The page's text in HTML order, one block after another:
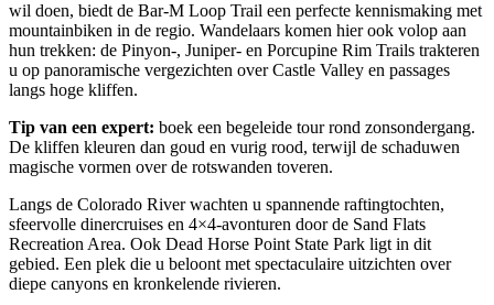
wil doen, biedt de Bar‑M Loop Trail een perfecte kennismaking met
mountainbiken in de regio. Wandelaars komen hier ook volop aan
hun trekken: de Pinyon-, Juniper- en Porcupine Rim Trails trakteren
u op panoramische vergezichten over Castle Valley en passages
langs hoge kliffen.
Tip van een expert: boek een begeleide tour rond zonsondergang.
De kliffen kleuren dan goud en vurig rood, terwijl de schaduwen
magische vormen over de rotswanden toveren.
Langs de Colorado River wachten u spannende raftingtochten,
sfeervolle dinercruises en 4×4-avonturen door de Sand Flats
Recreation Area. Ook Dead Horse Point State Park ligt in dit
gebied. Een plek die u beloont met spectaculaire uitzichten over
diepe canyons en kronkelende rivieren.